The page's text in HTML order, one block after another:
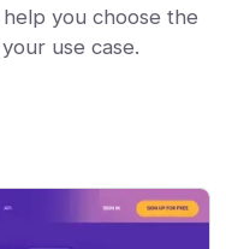
you choose the
use case.